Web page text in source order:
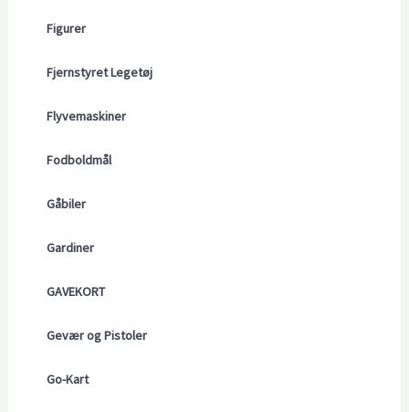
Figurer
Fjernstyret Legetøj
Flyvemaskiner
Fodboldmål
Gåbiler
Gardiner
GAVEKORT
Gevær og Pistoler
Go-Kart